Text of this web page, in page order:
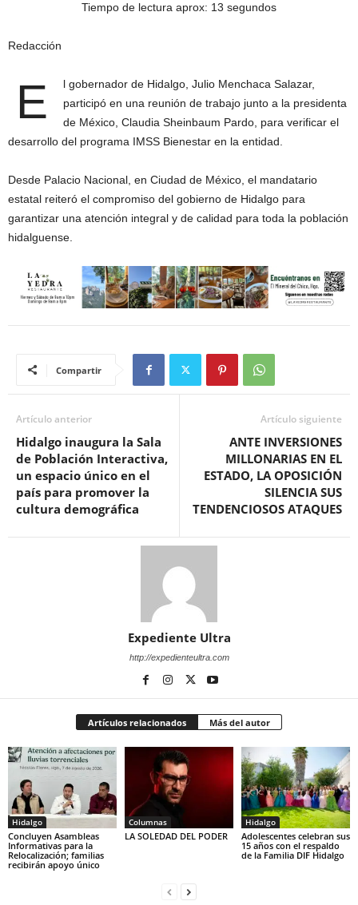
Tiempo de lectura aprox: 13 segundos
Redacción
E
l gobernador de Hidalgo, Julio Menchaca Salazar,
participó en una reunión de trabajo junto a la presidenta
de México, Claudia Sheinbaum Pardo, para verificar el
desarrollo del programa IMSS Bienestar en la entidad.
Desde Palacio Nacional, en Ciudad de México, el mandatario
estatal reiteró el compromiso del gobierno de Hidalgo para
garantizar una atención integral y de calidad para toda la población
hidalguense.
Compartir
Artículo anterior
Hidalgo inaugura la Sala
de Población Interactiva,
un espacio único en el
país para promover la
cultura demográfica
Artículo siguiente
ANTE INVERSIONES
MILLONARIAS EN EL
ESTADO, LA OPOSICIÓN
SILENCIA SUS
TENDENCIOSOS ATAQUES
Expediente Ultra
http://expedienteultra.com
Artículos relacionados Más del autor
Hidalgo
Concluyen Asambleas
Informativas para la
Relocalización; familias
recibirán apoyo único
Columnas
LA SOLEDAD DEL PODER
Hidalgo
Adolescentes celebran sus
15 años con el respaldo
de la Familia DIF Hidalgo